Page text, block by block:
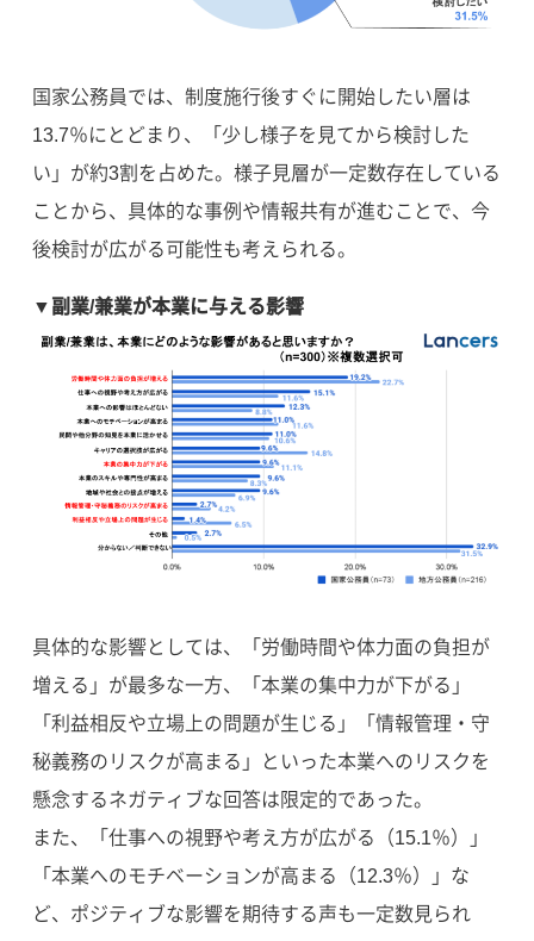
国家公務員では、制度施行後すぐに開始したい層は
13.7％にとどまり、「少し様子を見てから検討した
い」が約3割を占めた。様子見層が一定数存在している
ことから、具体的な事例や情報共有が進むことで、今
後検討が広がる可能性も考えられる。
▼副業/兼業が本業に与える影響
具体的な影響としては、「労働時間や体力面の負担が
増える」が最多な一方、「本業の集中力が下がる」
「利益相反や立場上の問題が生じる」「情報管理・守
秘義務のリスクが高まる」といった本業へのリスクを
懸念するネガティブな回答は限定的であった。
また、「仕事への視野や考え方が広がる（15.1％）」
「本業へのモチベーションが高まる（12.3％）」な
ど、ポジティブな影響を期待する声も一定数見られ